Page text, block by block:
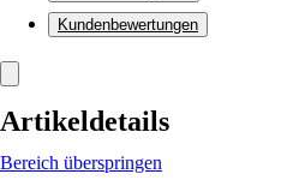
Kundenbewertungen
Artikeldetails
Bereich überspringen